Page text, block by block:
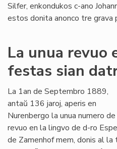
Silfer, enkondukos c-ano
estos donita anonco tre grava
La unua revuo
festas sian
La 1an de Septembro 1889,
antaŭ 136 jaroj, aperis en
Nurenbergo la unua numero de
revuo en la lingvo de d-ro
de Zamenhof mem, donis al